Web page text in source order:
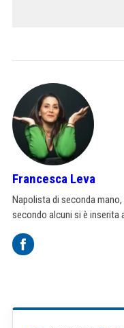
Francesca Leva
Napolista di seconda
secondo alcuni si è inserita